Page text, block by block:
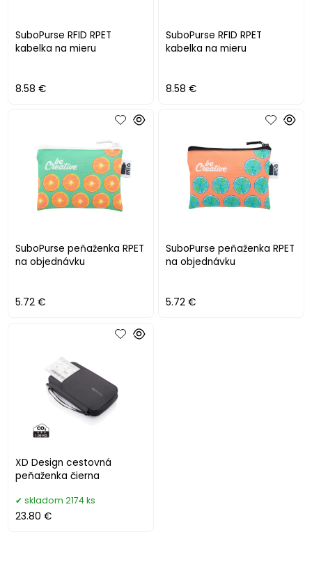
SuboPurse RFID RPET
kabelka na mieru
8.58 €
SuboPurse RFID RPET
kabelka na mieru
8.58 €
SuboPurse peňaženka RPET
na objednávku
5.72 €
SuboPurse peňaženka RPET
na objednávku
5.72 €
XD Design cestovná
peňaženka čierna
skladom 2174 ks
23.80 €